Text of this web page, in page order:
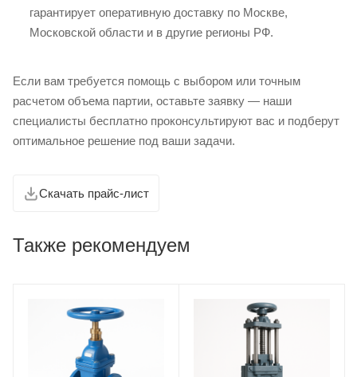
гарантирует оперативную доставку по Москве,
Московской области и в другие регионы РФ.
Если вам требуется помощь с выбором или точным
расчетом объема партии, оставьте заявку — наши
специалисты бесплатно проконсультируют вас и подберут
оптимальное решение под ваши задачи.
Скачать прайс-лист
Также рекомендуем